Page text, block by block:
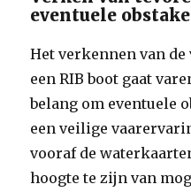
eventuele
Het verkennen van
een RIB boot gaat
belang om eventuele
een veilige
vooraf de
hoogte te zijn van